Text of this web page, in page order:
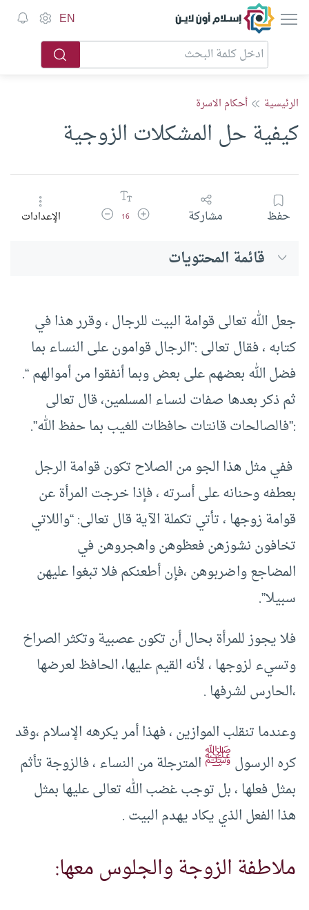
إسلام أون لاين EN
الرئيسية أحكام الاسرة
كيفية حل المشكلات الزوجية
حفظ مشاركة زيادة حجم الخط
16 تقليل حجم الخطالإعدادات
قائمة المحتويات
جعل الله تعالى قوامة البيت للرجال ، وقرر هذا في
كتابه ، فقال تعالى :”الرجال قوامون على النساء بما
فضل الله بعضهم على بعض وبما أنفقوا من أموالهم “.
ثم ذكر بعدها صفات لنساء المسلمين، قال تعالى
:”فالصالحات قانتات حافظات للغيب بما حفظ الله”.
ففي مثل هذا الجو من الصلاح تكون قوامة الرجل
بعطفه وحنانه على أسرته ، فإذا خرجت المرأة عن
قوامة زوجها ، تأتي تكملة الآية قال تعالى: “واللاتي
تخافون نشوزهن فعظوهن واهجروهن في
المضاجع واضربوهن ،فإن أطعنكم فلا تبغوا عليهن
سبيلا”.
فلا يجوز للمرأة بحال أن تكون عصبية وتكثر الصراخ
وتسيء لزوجها ، لأنه القيم عليها، الحافظ لعرضها
،الحارس لشرفها .
وعندما تنقلب الموازين ، فهذا أمر يكرهه الإسلام ،وقد
كره الرسولﷺالمترجلة من النساء ، فالزوجة تأثم
بمثل فعلها ، بل توجب غضب الله تعالى عليها بمثل
هذا الفعل الذي يكاد يهدم البيت .
ملاطفة الزوجة والجلوس معها: